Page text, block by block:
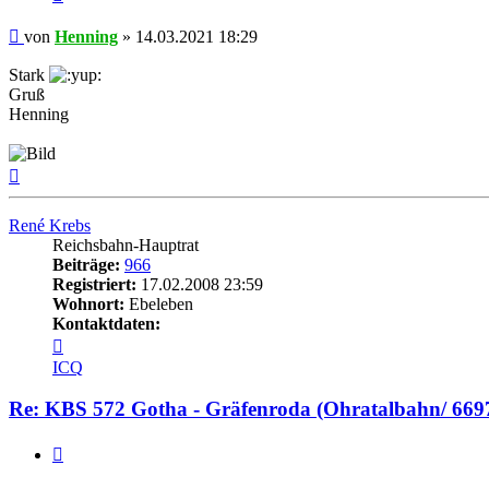
Beitrag
von Henning » 14.03.2021 18:29
Stark
Gruß
Henning
René Krebs
Reichsbahn-Hauptrat
Beiträge: 966
Registriert: 17.02.2008 23:59
Wohnort: Ebeleben
Kontaktdaten:
von
René
Krebs
ICQ
Re: KBS 572 Gotha - Gräfenroda (Ohratalbahn/